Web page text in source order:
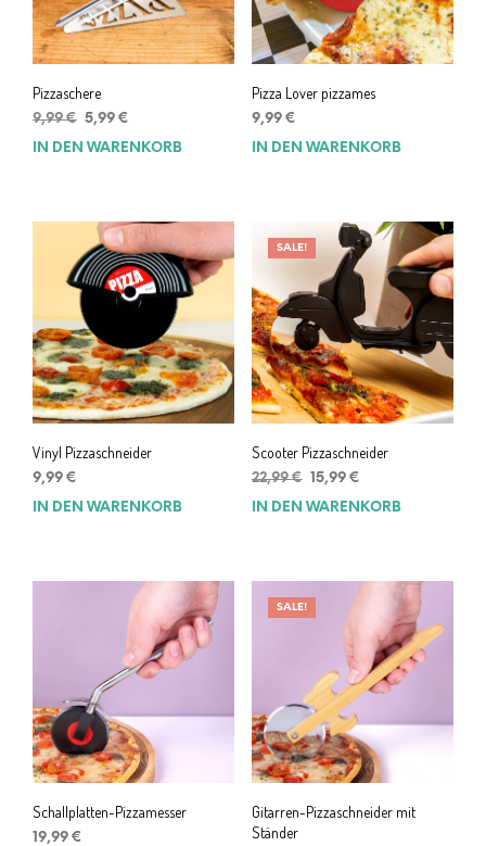
Pizzaschere
9,99€ Ursprünglicher
Preis
5,99 €
Preis
IN DEN WARENKORB
Pizza Lover pizzames
9,99 €
IN DEN WARENKORB
Vinyl Pizzaschneider
9,99 €
IN DEN WARENKORB
SALE!
Scooter Pizzaschneider
22,99€ Ursprünglicher
Preis
15,99 €Aktueller
Preis
IN DEN WARENKORB
Schallplatten-Pizzamesser
19,99 €
SALE!
Gitarren-Pizzaschneider mit
Ständer